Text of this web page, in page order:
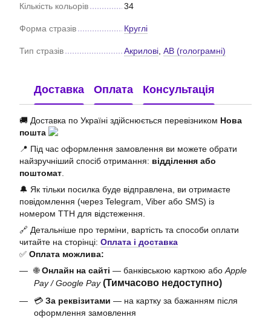
Кількість кольорів 34
Форма стразів Круглі
Тип стразів Акрилові АВ (голограмні)
Доставка Оплата Консультація
🚚 Доставка по Україні здійснюється перевізником Нова
пошта
📍 Під час оформлення замовлення ви можете обрати
найзручніший спосіб отримання: відділення або
поштомат
🔔 Як тільки посилка буде відправлена, ви отримаєте
повідомлення (через Telegram, Viber або SMS) із
номером ТТН для відстеження.
🔗 Детальніше про терміни, вартість та способи оплати
читайте на сторінці: Оплата і доставка
✅ Оплата можлива:
🌐Онлайн на сайті — банківською карткою або Apple
Pay / Google Pay (Тимчасово недоступно)
💳 За реквізитами — на картку за бажанням після
оформлення замовлення